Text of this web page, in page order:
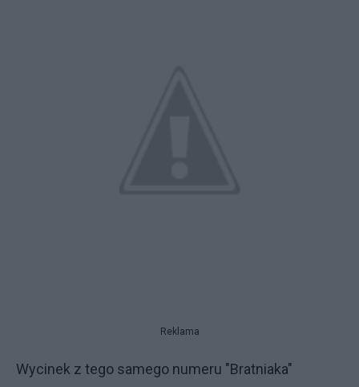
Reklama
Wycinek z tego samego numeru "Bratniaka"